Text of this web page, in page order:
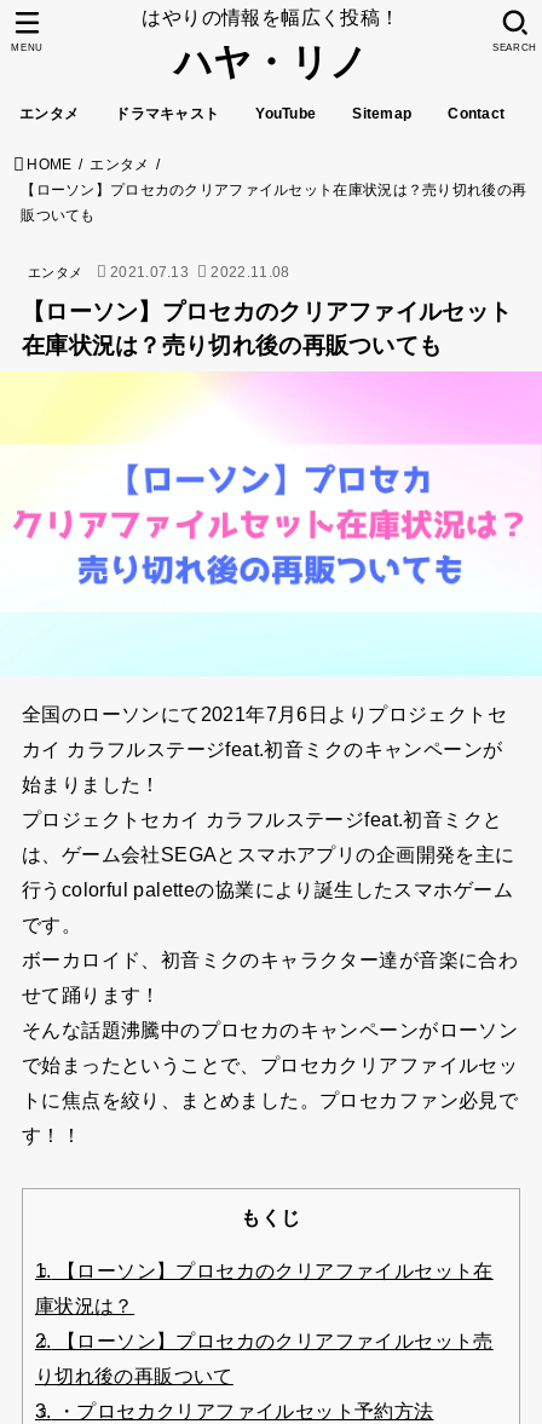
はやりの情報を幅広く投稿！
ハヤ・リノ
エンタメ ドラマキャスト YouTube Sitemap Contact
SEARCH
MENU
HOME
エンタメ
【ローソン】プロセカのクリアファイルセット在庫状況は？売り切れ後の再
販ついても
エンタメ 2021.07.13 2022.11.08
【ローソン】プロセカのクリアファイルセット
在庫状況は？売り切れ後の再販ついても
全国のローソンにて2021年7月6日よりプロジェクトセ
カイ カラフルステージfeat.初音ミクのキャンペーンが
始まりました！
プロジェクトセカイ カラフルステージfeat.初音ミクと
は、ゲーム会社SEGAとスマホアプリの企画開発を主に
行うcolorful paletteの協業により誕生したスマホゲーム
です。
ボーカロイド、初音ミクのキャラクター達が音楽に合わ
せて踊ります！
そんな話題沸騰中のプロセカのキャンペーンがローソン
で始まったということで、プロセカクリアファイルセッ
トに焦点を絞り、まとめました。プロセカファン必見で
す！！
もくじ
1.
【ローソン】プロセカのクリアファイルセット在
庫状況は？
2.
【ローソン】プロセカのクリアファイルセット売
り切れ後の再販ついて
3.
・プロセカクリアファイルセット予約方法